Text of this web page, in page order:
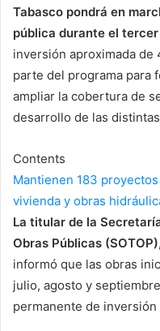
Tabasco pondrá en
pública durante el
inversión aproximada de
parte del programa para
ampliar la cobertura de
desarrollo de las
Contents
Mantienen 183
vivienda y obras
La titular de la
Obras Públicas
informó que las obras
julio, agosto y
permanente de inversión